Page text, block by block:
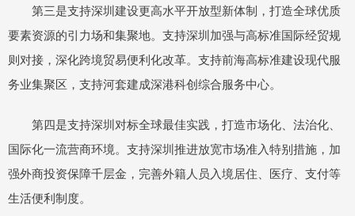
第三是支持深圳建设更高水平开放型新体制，打造全球优质
要素资源的引力场和集聚地。支持深圳加强与高标准国际经贸规
则对接，深化跨境贸易便利化改革。支持前海高标准建设现代服
务业集聚区，支持河套建成深港科创综合服务中心。
第四是支持深圳对标全球最佳实践，打造市场化、法治化、
国际化一流营商环境。支持深圳推进放宽市场准入特别措施，加
强外商投资保障千层金，完善外籍人员入境居住、医疗、支付等
生活便利制度。